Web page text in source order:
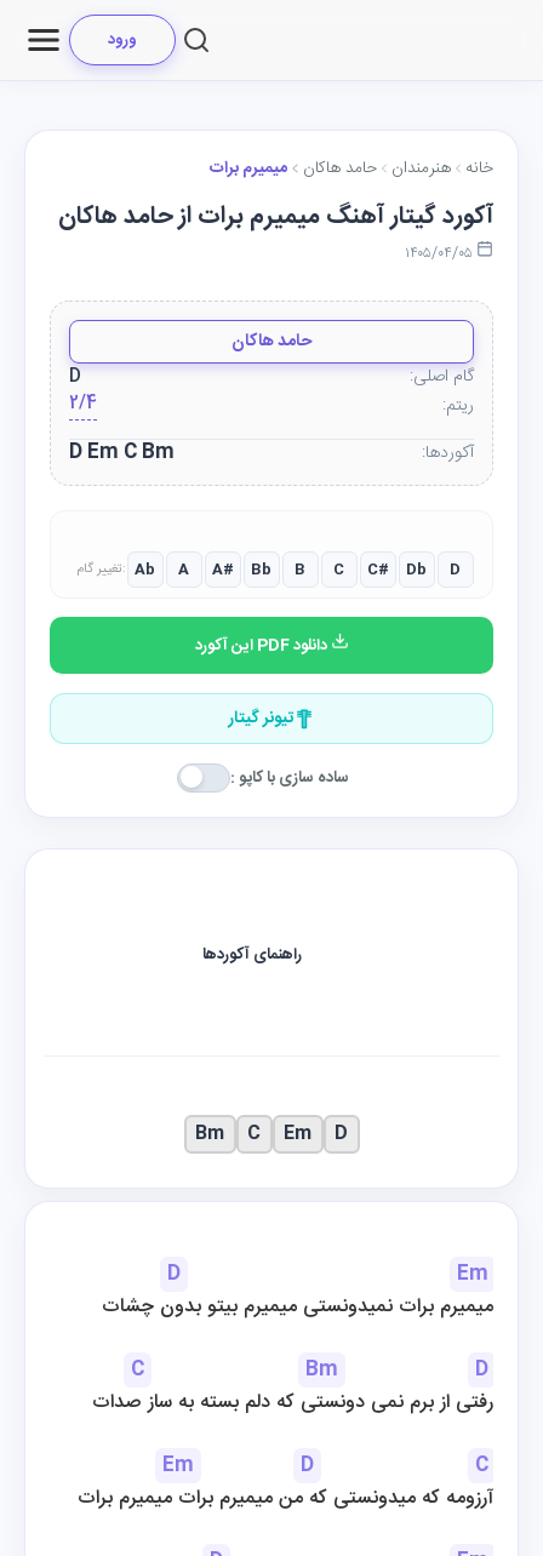
ورود
خانه هنرمندان حامد هاکان میمیرم برات
آکورد گیتار آهنگ میمیرم برات از حامد هاکان
حامد هاکان
گام اصلی:
D
ریتم:
2/4
آکوردها:
D Em C Bm
تغییر گام: Ab A A# Bb B C C# Db D
دانلود PDF این آکورد
تیونر گیتار
ساده سازی با کاپو :
D
Em
میمیرم برات نمیدونستی میمیرم بیتو بدون چشات
C
Bm
D
رفتی از برم نمی دونستی که دلم بسته به ساز صدات
Em
D
C
آرزومه که میدونستی که من میمیرم برات میمیرم برات
راهنمای آکوردها
D
Em
C
Bm